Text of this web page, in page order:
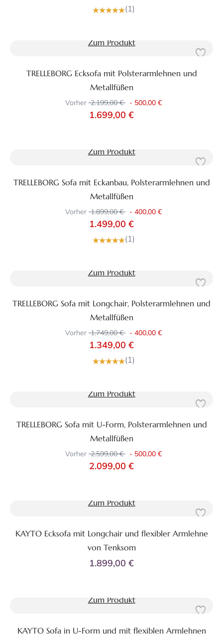
(1)
Zum Produkt
TRELLEBORG Ecksofa mit Polsterarmlehnen und
Metallfüßen
Vorher 2.199,00 € - 500,00 €
1.699,00 €
Zum Produkt
TRELLEBORG Sofa mit Eckanbau, Polsterarmlehnen und
Metallfüßen
Vorher 1.899,00 € - 400,00 €
1.499,00 €
(1)
Zum Produkt
TRELLEBORG Sofa mit Longchair, Polsterarmlehnen und
Metallfüßen
Vorher 1.749,00 € - 400,00 €
1.349,00 €
(1)
Zum Produkt
TRELLEBORG Sofa mit U-Form, Polsterarmlehnen und
Metallfüßen
Vorher 2.599,00 € - 500,00 €
2.099,00 €
Zum Produkt
KAYTO Ecksofa mit Longchair und flexibler Armlehne
von Tenksom
1.899,00 €
Zum Produkt
KAYTO Sofa in U-Form und mit flexiblen Armlehnen